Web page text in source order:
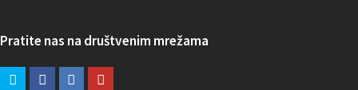
Pratite nas na društvenim mrežama